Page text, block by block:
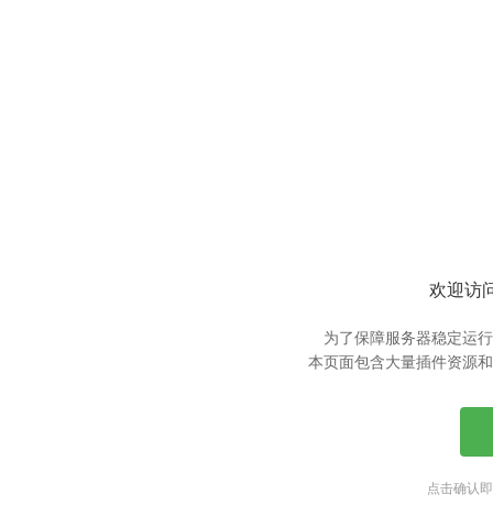
欢迎访
为了保障服务器稳定运
本页面包含大量插件资源
点击确认